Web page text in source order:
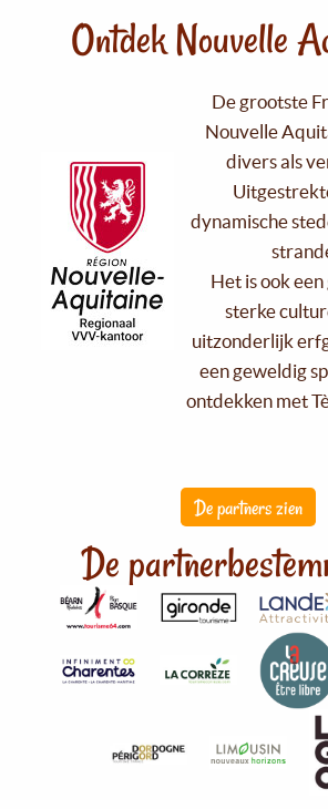
Ontdek Nouvelle
De grootste
Nouvelle
divers als
dynamische
Het is ook
sterke
uitzonderlijk
een geweldig
ontdekken met
De partners zien
De